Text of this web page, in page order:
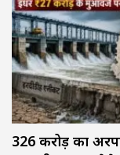
326 करोड़ का